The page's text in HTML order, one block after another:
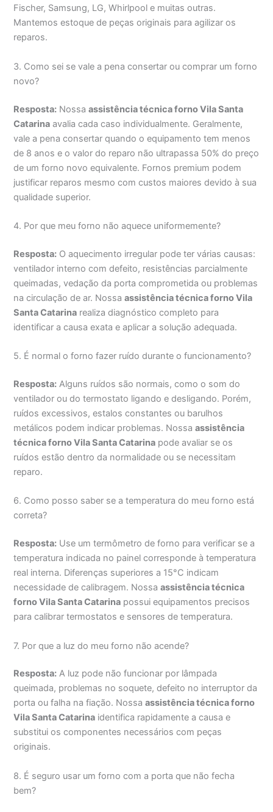
Fischer, Samsung, LG, Whirlpool e muitas outras.
Mantemos estoque de peças originais para agilizar os
reparos.
3. Como sei se vale a pena consertar ou comprar um forno
novo?
Resposta: Nossaassistência técnica forno Vila Santa
Catarina avalia cada caso individualmente. Geralmente,
vale a pena consertar quando o equipamento tem menos
de 8 anos e o valor do reparo não ultrapassa 50% do preço
de um forno novo equivalente. Fornos premium podem
justificar reparos mesmo com custos maiores devido à sua
qualidade superior.
4. Por que meu forno não aquece uniformemente?
Resposta: O aquecimento irregular pode ter várias causas:
ventilador interno com defeito, resistências parcialmente
queimadas, vedação da porta comprometida ou problemas
na circulação de ar. Nossaassistência técnica forno Vila
Santa Catarina realiza diagnóstico completo para
identificar a causa exata e aplicar a solução adequada.
5. É normal o forno fazer ruído durante o funcionamento?
Resposta: Alguns ruídos são normais, como o som do
ventilador ou do termostato ligando e desligando. Porém,
ruídos excessivos, estalos constantes ou barulhos
metálicos podem indicar problemas. Nossaassistência
técnica forno Vila Santa Catarina pode avaliar se os
ruídos estão dentro da normalidade ou se necessitam
reparo.
6. Como posso saber se a temperatura do meu forno está
correta?
Resposta: Use um termômetro de forno para verificar se a
temperatura indicada no painel corresponde à temperatura
real interna. Diferenças superiores a 15°C indicam
necessidade de calibragem. Nossaassistência técnica
forno Vila Santa Catarina possui equipamentos precisos
para calibrar termostatos e sensores de temperatura.
7. Por que a luz do meu forno não acende?
Resposta: A luz pode não funcionar por lâmpada
queimada, problemas no soquete, defeito no interruptor da
porta ou falha na fiação. Nossaassistência técnica forno
Vila Santa Catarina identifica rapidamente a causa e
substitui os componentes necessários com peças
originais.
8. É seguro usar um forno com a porta que não fecha
bem?